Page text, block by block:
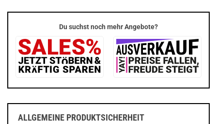
Du suchst noch mehr Angebote?
ALLGEMEINE PRODUKTSICHERHEIT